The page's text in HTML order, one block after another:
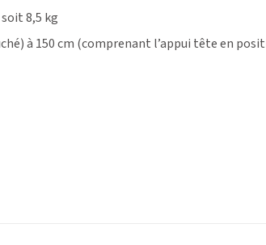
soit 8,5 kg
à 150 cm (comprenant l’appui tête en